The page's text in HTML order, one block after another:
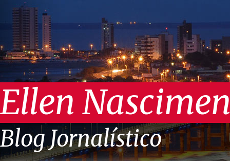
Ellen
Blog Jornalístico